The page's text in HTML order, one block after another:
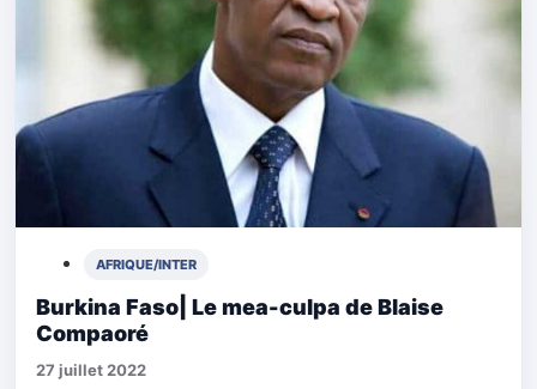
AFRIQUE/INTER
Burkina Faso| Le mea-culpa de Blaise
Compaoré
27 juillet 2022